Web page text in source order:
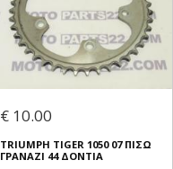
€ 10.00
TRIUMPH TIGER 1050 07 ΠΙΣΩ
ΓΡΑΝΑΖΙ 44 ΔΟΝΤΙΑ